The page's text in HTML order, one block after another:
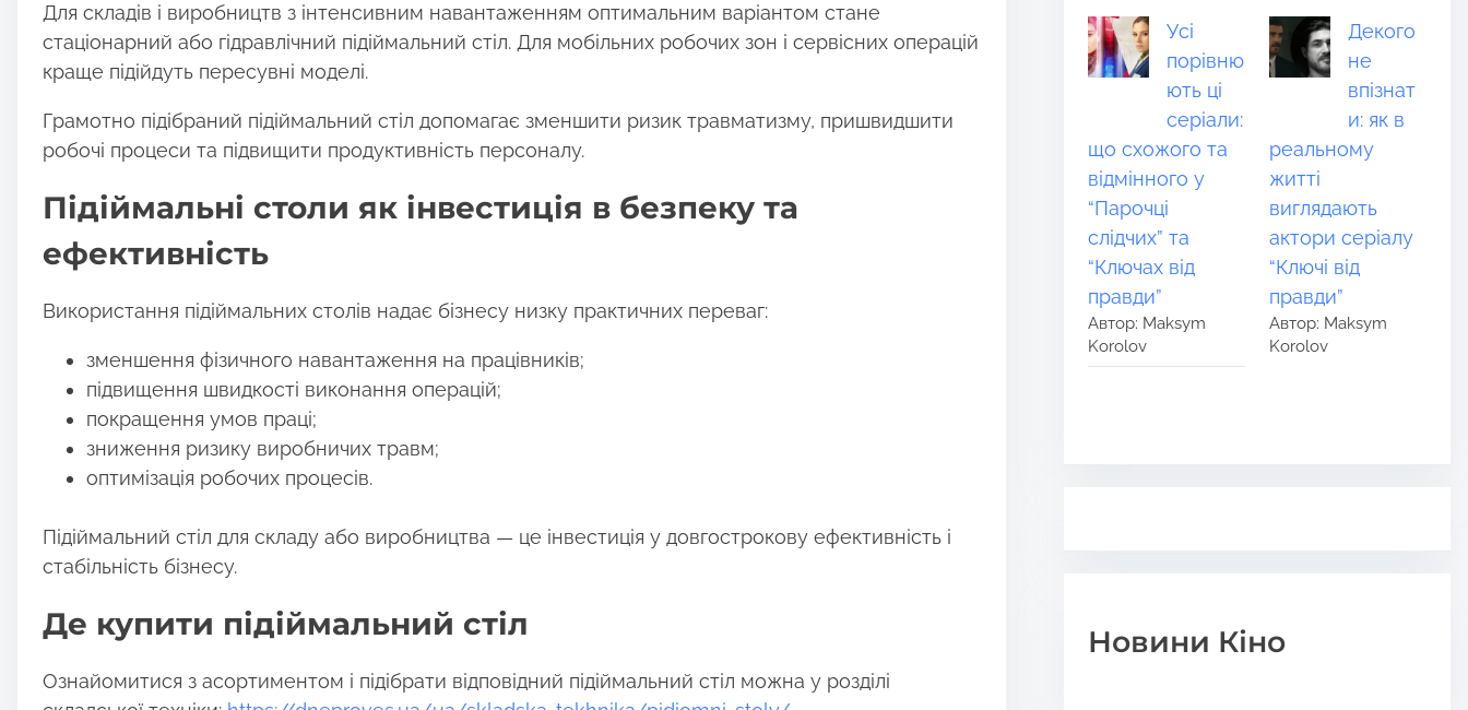
Для складів і виробництв з інтенсивним навантаженням оптимальним варіантом стане
стаціонарний або гідравлічний підіймальний стіл. Для мобільних робочих зон і сервісних операцій
краще підійдуть пересувні моделі.
Грамотно підібраний підіймальний стіл допомагає зменшити ризик травматизму, пришвидшити
робочі процеси та підвищити продуктивність персоналу.
Підіймальні столи як інвестиція в безпеку та
ефективність
Використання підіймальних столів надає бізнесу низку практичних переваг:
зменшення фізичного навантаження на працівників;
підвищення швидкості виконання операцій;
покращення умов праці;
зниження ризику виробничих травм;
оптимізація робочих процесів.
Підіймальний стіл для складу або виробництва — це інвестиція у довгострокову ефективність і
стабільність бізнесу.
Де купити підіймальний стіл
Ознайомитися з асортиментом і підібрати відповідний підіймальний стіл можна у розділі
Усі
порівню
ють ці
серіали:
що схожого та
відмінного у
“Парочці
слідчих” та
“Ключах від
правди”
Автор: Maksym
Korolov
Декого
не
впізнат
и: як в
реальному
житті
виглядають
актори серіалу
“Ключі від
правди”
Автор: Maksym
Korolov
Новини Кіно